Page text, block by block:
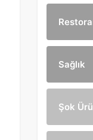
Sağlık
Şok